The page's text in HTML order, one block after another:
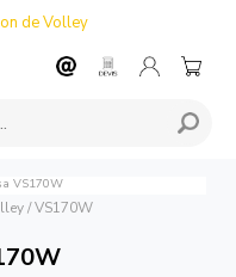
de Volley
VS170W
/VS170W